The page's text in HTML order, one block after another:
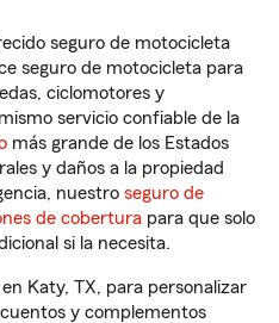
seguro de motocicleta
seguro de motocicleta para
ciclomotores y
servicio confiable de la
más grande de los Estados
y daños a la propiedad
nuestro seguro de
de cobertura para que solo
si la necesita.
Katy, TX, para personalizar
y complementos